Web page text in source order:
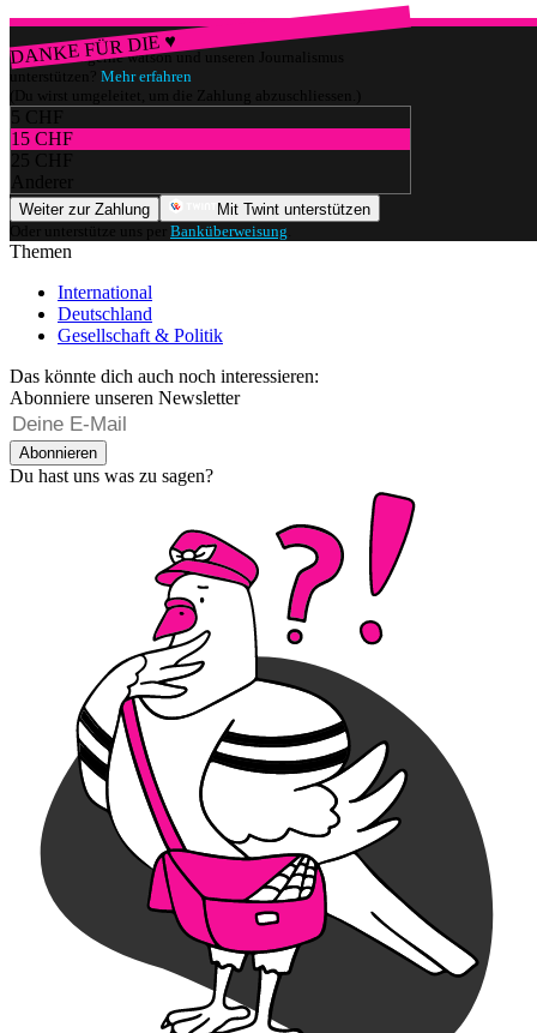
DANKE FÜR DIE ♥
Würdest du gerne watson und unseren Journalismus
unterstützen? Mehr erfahren
(Du wirst umgeleitet, um die Zahlung abzuschliessen.)
5 CHF
15 CHF
25 CHF
Anderer
Weiter zur Zahlung
Mit Twint unterstützen
Oder unterstütze uns per Banküberweisung
Themen
International
Deutschland
Gesellschaft & Politik
Das könnte dich auch noch interessieren:
Abonniere unseren Newsletter
Abonnieren
Du hast uns was zu sagen?